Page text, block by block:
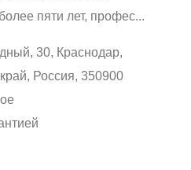
пяти лет, профес...
30, Краснодар,
Россия, 350900